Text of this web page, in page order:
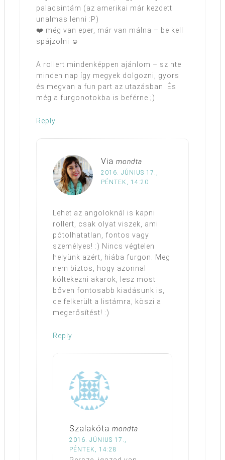
palacsintám (az amerikai már kezdett
unalmas lenni :P)
❤️ még van eper, már van málna – be kell
spájzolni ☺
A rollert mindenképpen ajánlom – szinte
minden nap így megyek dolgozni, gyors
és megvan a fun part az utazásban. És
még a furgonotokba is beférne ;)
Reply
Via mondta
2016. JÚNIUS 17.,
PÉNTEK, 14:20
Lehet az angoloknál is kapni
rollert, csak olyat viszek, ami
pótolhatatlan, fontos vagy
személyes! :) Nincs végtelen
helyünk azért, hiába furgon. Meg
nem biztos, hogy azonnal
költekezni akarok, lesz most
bőven fontosabb kiadásunk is,
de felkerült a listámra, köszi a
megerősítést! :)
Reply
Szalakóta mondta
2016. JÚNIUS 17.,
PÉNTEK, 14:28